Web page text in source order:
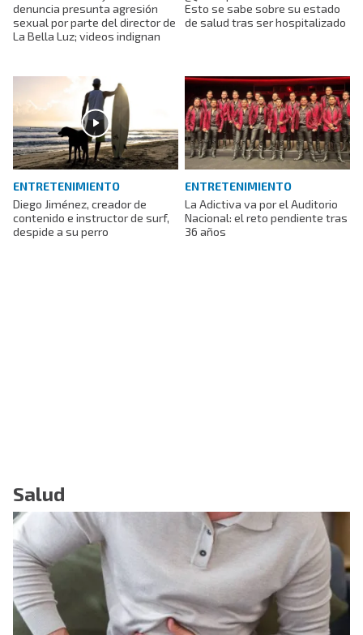
denuncia presunta agresión
sexual por parte del director de
La Bella Luz; videos indignan
Esto se sabe sobre su estado
de salud tras ser hospitalizado
ENTRETENIMIENTO
Diego Jiménez, creador de
contenido e instructor de surf,
despide a su perro
ENTRETENIMIENTO
La Adictiva va por el Auditorio
Nacional: el reto pendiente tras
36 años
Salud